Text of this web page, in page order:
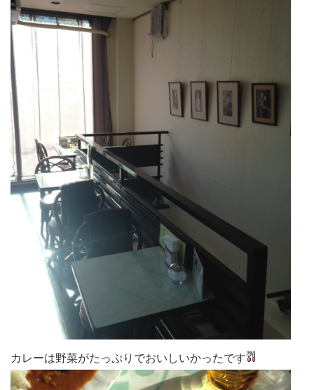
カレーは野菜がたっぷりでおいしいかったです